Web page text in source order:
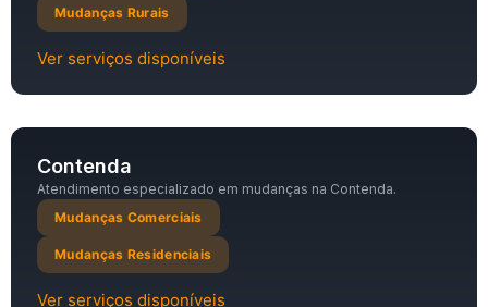
Mudanças Rurais
Ver serviços disponíveis
Contenda
Atendimento especializado em mudanças na Contenda.
Mudanças Comerciais
Mudanças Residenciais
Ver serviços disponíveis